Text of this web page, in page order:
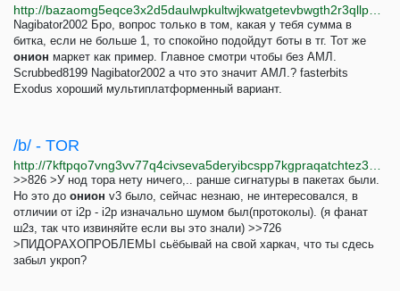
Nagibator2002 Бро, вопрос только в том, какая у тебя сумма в
битка, если не больше 1, то спокойно подойдут боты в тг. Тот же
онион маркет как пример. Главное смотри чтобы без АМЛ.
Scrubbed8199 Nagibator2002 а что это значит АМЛ.? fasterbits
Exodus хороший мультиплатформенный вариант.
/b/ - TOR
>>826 >У нод тора нету ничего,.. ранше сигнатуры в пакетах были.
Но это до онион v3 было, сейчас незнаю, не интересовался, в
отличии от i2p - i2p изначально шумом был(протоколы). (я фанат
ш2з, так что извиняйте если вы это знали) >>726
>ПИДОРАХОПРОБЛЕМЬІ сьёбывай на свой харкач, что ты сдесь
забыл укроп?